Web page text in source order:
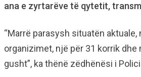
ana e zyrtarëve të qytetit,
“Marrë parasysh situatën aktuale,
organizimet, një për 31 korrik dhe
gusht”, ka thënë zëdhënësi i